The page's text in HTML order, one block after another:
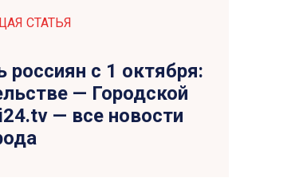
СТАТЬЯ
россиян с 1 октября:
— Городской
— все новости